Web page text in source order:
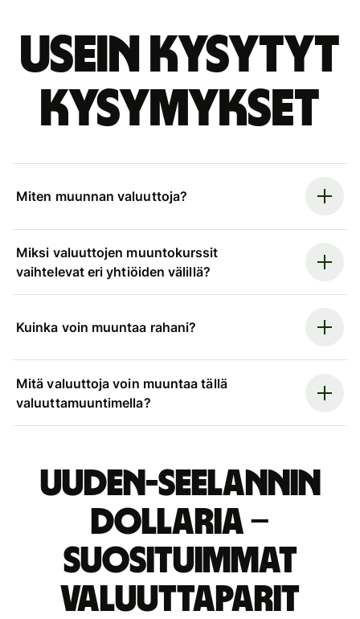
Usein kysytyt
kysymykset
Miten muunnan valuuttoja?
Miksi valuuttojen muuntokurssit
vaihtelevat eri yhtiöiden välillä?
Kuinka voin muuntaa rahani?
Mitä valuuttoja voin muuntaa tällä
valuuttamuuntimella?
Uuden-Seelannin
dollaria –
suosituimmat
valuuttaparit